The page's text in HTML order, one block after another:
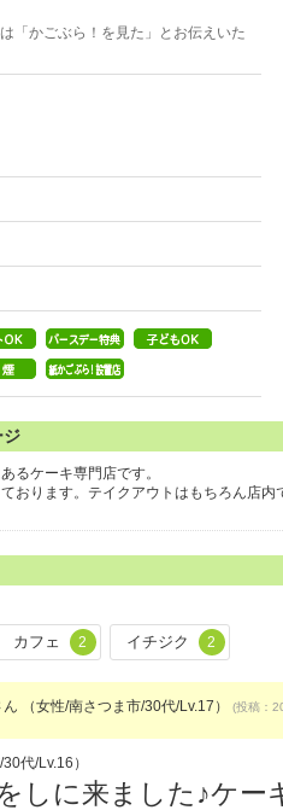
「かごぶら！を見た」とお伝えいた
ジ
るケーキ専門店です。
おります。テイクアウトはもちろん店
カフェ 2 イチジク 2
（女性/南さつま市/30代/Lv.17） (投稿：
代/Lv.16）
しに来ました♪ケー